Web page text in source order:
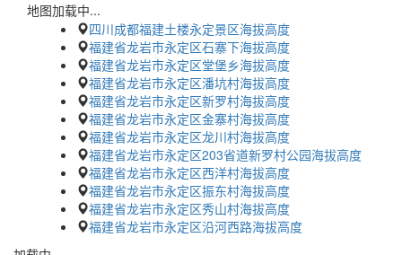
地图加载中...
四川成都福建土楼永定景区海拔高度
福建省龙岩市永定区石寨下海拔高度
福建省龙岩市永定区堂堡乡海拔高度
福建省龙岩市永定区潘坑村海拔高度
福建省龙岩市永定区新罗村海拔高度
福建省龙岩市永定区金寨村海拔高度
福建省龙岩市永定区龙川村海拔高度
福建省龙岩市永定区203省道新罗村公园海拔高度
福建省龙岩市永定区西洋村海拔高度
福建省龙岩市永定区振东村海拔高度
福建省龙岩市永定区秀山村海拔高度
福建省龙岩市永定区沿河西路海拔高度